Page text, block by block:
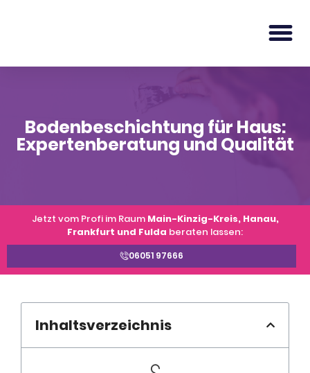
Bodenbeschichtung für Haus:
Expertenberatung und Qualität
Jetzt vom Profi im Raum Main-Kinzig-Kreis, Hanau,
Frankfurt und Fulda beraten lassen:
06051 97666
Inhaltsverzeichnis